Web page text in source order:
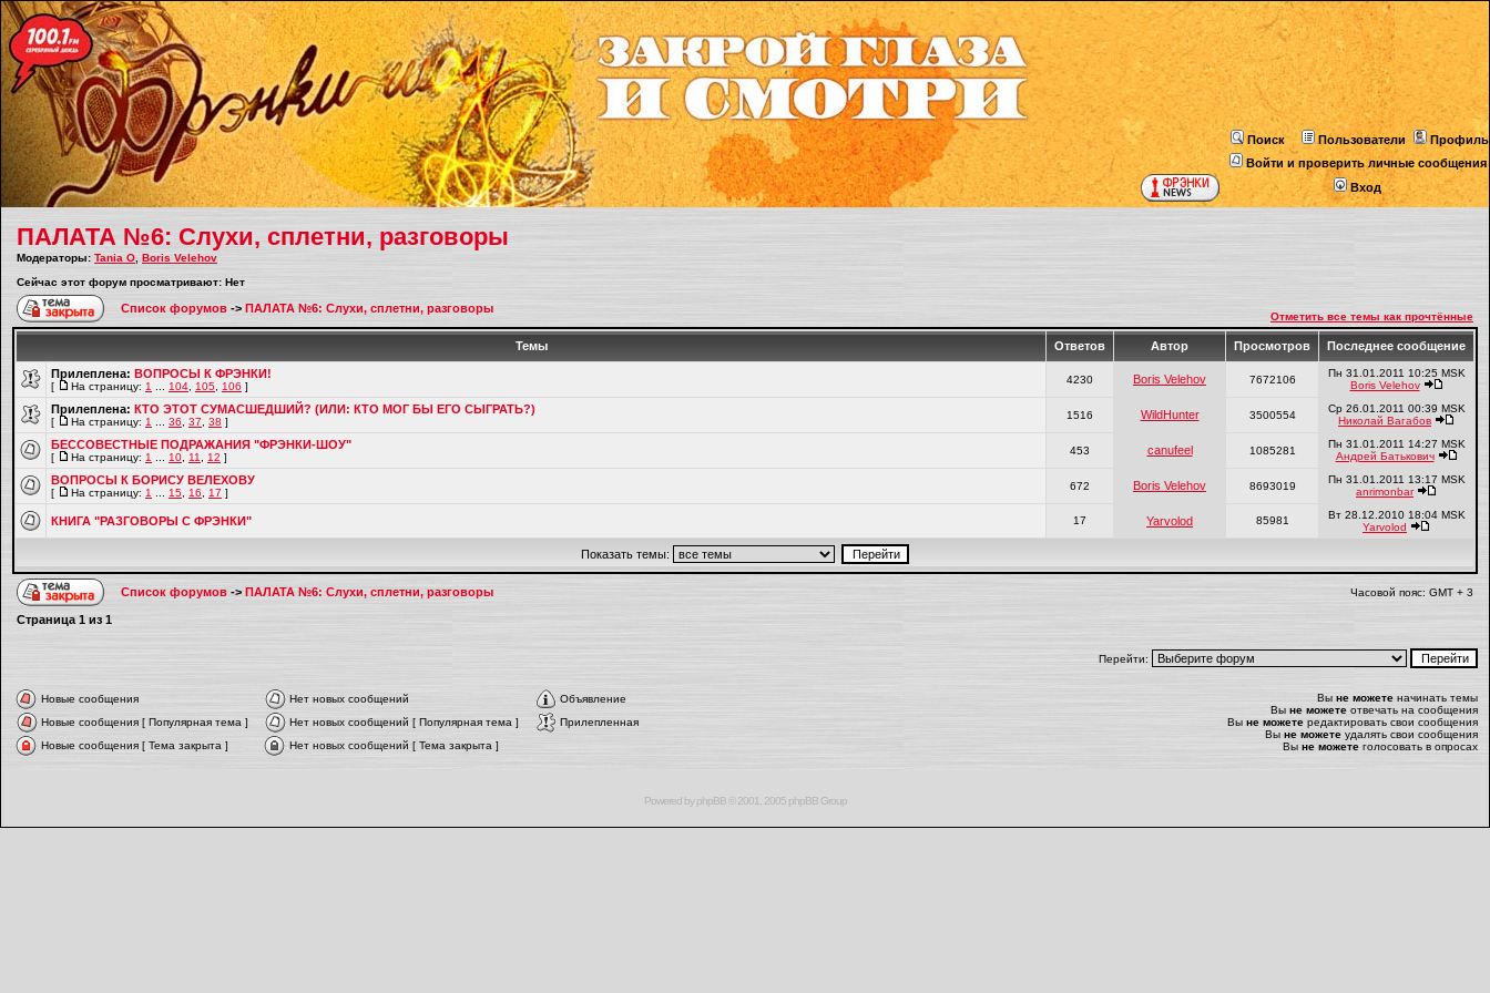
Поиск Пользователи
Профиль
Войти и проверить личные сообщения
Вход
ПАЛАТА №6: Слухи, сплетни, разговоры
Модераторы: Tania O Boris Velehov
Сейчас этот форум просматривают: Нет
Список форумов -> ПАЛАТА №6: Слухи, сплетни, разговоры
Отметить все темы как прочтённые
Темы Ответов Автор Просмотров Последнее сообщение
Прилеплена: ВОПРОСЫ К ФРЭНКИ!
[ На страницу: 1 104 105 106 ]
4230 Boris Velehov 7672106
Пн 31.01.2011 10:25 MSK
Boris Velehov
Прилеплена: КТО ЭТОТ СУМАСШЕДШИЙ? (ИЛИ: КТО МОГ БЫ ЕГО СЫГРАТЬ?)
[ На страницу: 1 36 37 38 ]
1516 WildHunter 3500554
Ср 26.01.2011 00:39 MSK
Николай Вагабов
БЕССОВЕСТНЫЕ ПОДРАЖАНИЯ "ФРЭНКИ-ШОУ"
[ На страницу: 1 10 11 12 ]
453 canufeel 1085281
Пн 31.01.2011 14:27 MSK
Андрей Батькович
ВОПРОСЫ К БОРИСУ ВЕЛЕХОВУ
[ На страницу: 1 15 16 17 ]
672 Boris Velehov 8693019
Пн 31.01.2011 13:17 MSK
anrimonbar
КНИГА "РАЗГОВОРЫ С ФРЭНКИ" 17 Yarvolod 85981
Вт 28.12.2010 18:04 MSK
Yarvolod
Показать темы:
Список форумов -> ПАЛАТА №6: Слухи, сплетни, разговоры Часовой пояс: GMT + 3
Страница 1 из 1
Перейти:
Новые сообщения Нет новых сообщений
Объявление
Новые сообщения [ Популярная тема ]
Нет новых сообщений [ Популярная тема ]
Прилепленная
Новые сообщения [ Тема закрыта ]
Нет новых сообщений [ Тема закрыта ]
Вы не можете начинать темы
Вы не можете отвечать на сообщения
Вы не можете редактировать свои сообщения
Вы не можете удалять свои сообщения
Вы не можете голосовать в опросах
Powered byphpBB© 2001, 2005 phpBB Group